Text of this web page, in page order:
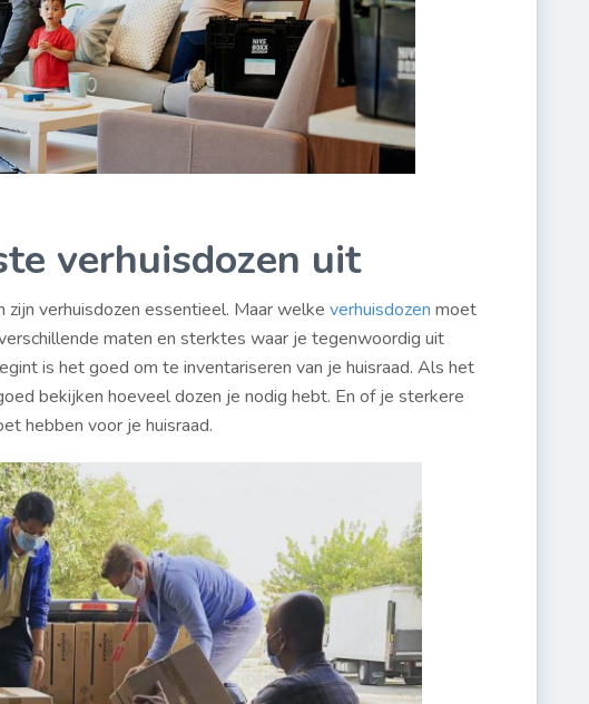
verhuisdozen uit
zijn verhuisdozen essentieel. Maar welke verhuisdozen moet
maten en sterktes waar je tegenwoordig uit
is het goed om te inventariseren van je huisraad. Als het
bekijken hoeveel dozen je nodig hebt. En of je sterkere
hebben voor je huisraad.